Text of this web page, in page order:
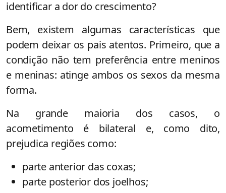
identificar a dor do crescimento?
Bem, existem algumas características que
podem deixar os pais atentos. Primeiro, que a
condição não tem preferência entre meninos
e meninas: atinge ambos os sexos da mesma
forma.
Na grande maioria dos casos, o
acometimento é bilateral e, como dito,
prejudica regiões como:
parte anterior das coxas;
parte posterior dos joelhos;